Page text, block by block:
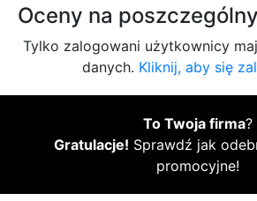
Oceny na
Tylko zalogowani użytkownicy
danych. Kliknij, aby się
To Twoja firma?
Gratulacje! Sprawdź jak
promocyjne!